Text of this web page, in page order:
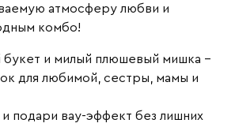
атмосферу любви и
комбо!
и милый плюшевый мишка –
для любимой, сестры, мамы и
подари вау-эффект без лишних